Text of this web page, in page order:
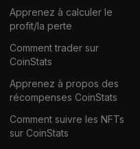
Apprenez à calculer le
profit/la perte
Comment trader sur
CoinStats
Apprenez à propos des
récompenses CoinStats
Comment suivre les NFTs
sur CoinStats